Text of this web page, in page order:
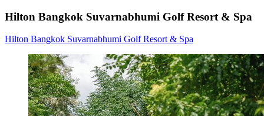
Hilton Bangkok Suvarnabhumi Golf Resort & Spa
Hilton Bangkok Suvarnabhumi Golf Resort & Spa